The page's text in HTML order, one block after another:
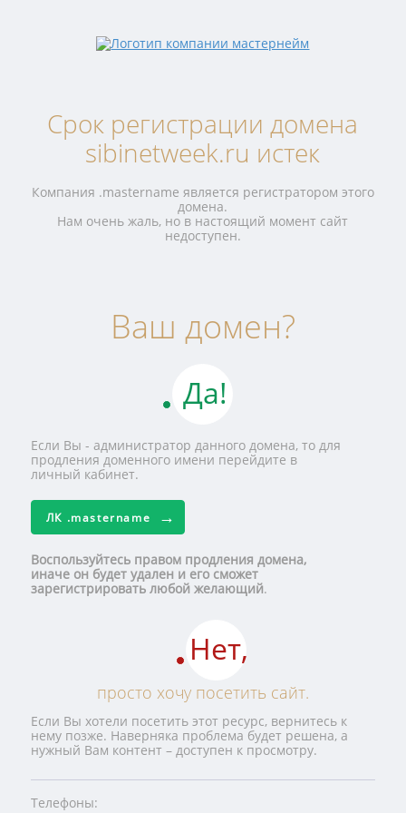
Срок регистрации домена
sibinetweek.ru истек
Компания .mastername является регистратором этого
домена.
Нам очень жаль, но в настоящий момент сайт
недоступен.
Ваш домен?
Да!
Если Вы - администратор данного домена, то для
продления доменного имени перейдите в
личный кабинет.
ЛК .mastername
Воспользуйтесь правом продления домена,
иначе он будет удален и его сможет
зарегистрировать любой желающий.
Нет,
просто хочу посетить сайт.
Если Вы хотели посетить этот ресурс, вернитесь к
нему позже. Наверняка проблема будет решена, а
нужный Вам контент – доступен к просмотру.
Телефоны: